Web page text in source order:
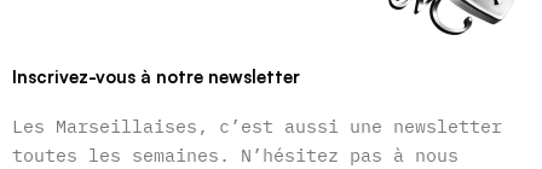
Inscrivez-vous à notre newsletter
Les Marseillaises, c’est aussi une newsletter
toutes les semaines. N’hésitez pas à nous